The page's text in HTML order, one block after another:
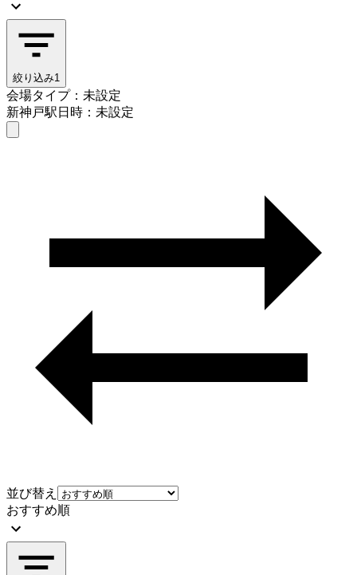
絞り込み1
会場タイプ：未設定
新神戸駅日時：未設定
並び替え
おすすめ順